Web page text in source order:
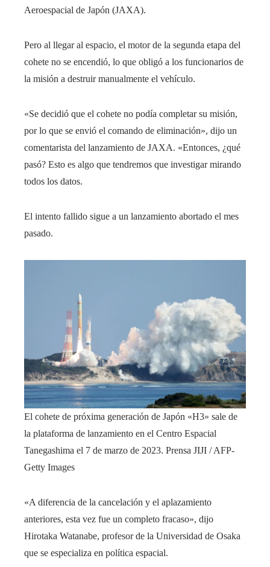
Aeroespacial de Japón (JAXA).
Pero al llegar al espacio, el motor de la segunda etapa del
cohete no se encendió, lo que obligó a los funcionarios de
la misión a destruir manualmente el vehículo.
«Se decidió que el cohete no podía completar su misión,
por lo que se envió el comando de eliminación», dijo un
comentarista del lanzamiento de JAXA. «Entonces, ¿qué
pasó? Esto es algo que tendremos que investigar mirando
todos los datos.
El intento fallido sigue a un lanzamiento abortado el mes
pasado.
El cohete de próxima generación de Japón «H3» sale de
la plataforma de lanzamiento en el Centro Espacial
Tanegashima el 7 de marzo de 2023. Prensa JIJI / AFP-
Getty Images
«A diferencia de la cancelación y el aplazamiento
anteriores, esta vez fue un completo fracaso», dijo
Hirotaka Watanabe, profesor de la Universidad de Osaka
que se especializa en política espacial.